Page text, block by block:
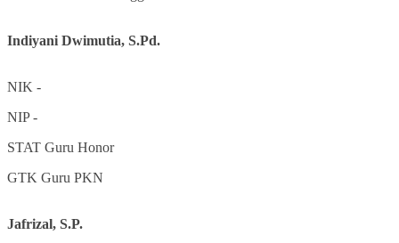
Indiyani Dwimutia, S.Pd.
NIK -
NIP-
STAT Guru Honor
GTK Guru PKN
Jafrizal, S.P.